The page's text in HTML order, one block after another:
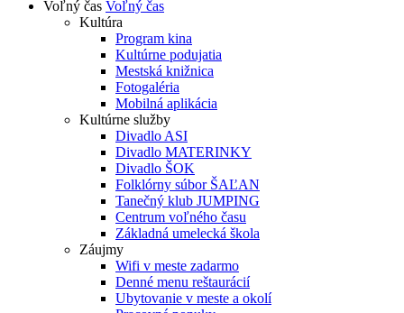
Voľný čas Voľný čas
Kultúra
Program kina
Kultúrne podujatia
Mestská knižnica
Fotogaléria
Mobilná aplikácia
Kultúrne služby
Divadlo ASI
Divadlo MATERINKY
Divadlo ŠOK
Folklórny súbor ŠAĽAN
Tanečný klub JUMPING
Centrum voľného času
Základná umelecká škola
Záujmy
Wifi v meste zadarmo
Denné menu reštaurácií
Ubytovanie v meste a okolí